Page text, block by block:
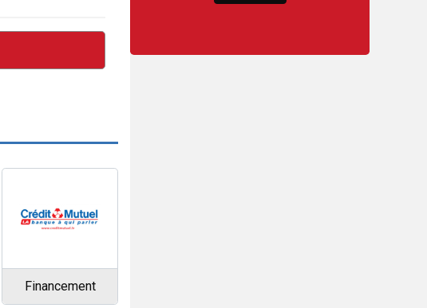
Financement